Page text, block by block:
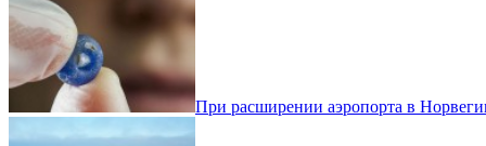
При расширении аэропорта в